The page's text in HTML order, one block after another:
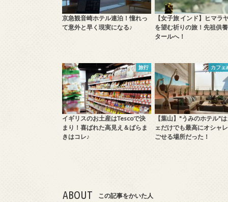
京急観音崎ホテル連泊！憧れっ
て意外と早く現実になる♪
【女子旅 インド】ヒマラ
を望む祈りの旅！先祖供
タールへ！
旅行
イギリスのお土産はTescoで決
まり！喜ばれた高見え＆ばらま
きはコレ♪
カフェ
【葉山】"うみのホテル"
ェだけでも最高にオシャ
ごせる場所だった！
ABOUT この記事をかいた人